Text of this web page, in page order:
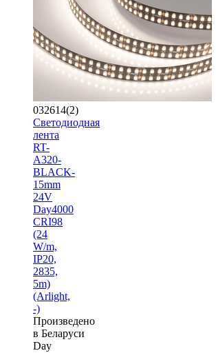
032614(2)
Светодиодная
лента
RT-
A320-
BLACK-
15mm
24V
Day4000
CRI98
(24
W/m,
IP20,
2835,
5m)
(Arlight,
-)
Произведено
в Беларуси
Day